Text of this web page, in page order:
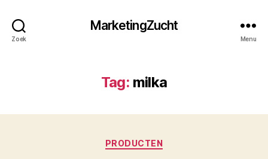
Zoek
MarketingZucht
Menu
Tag: milka
Categorieën
PRODUCTEN